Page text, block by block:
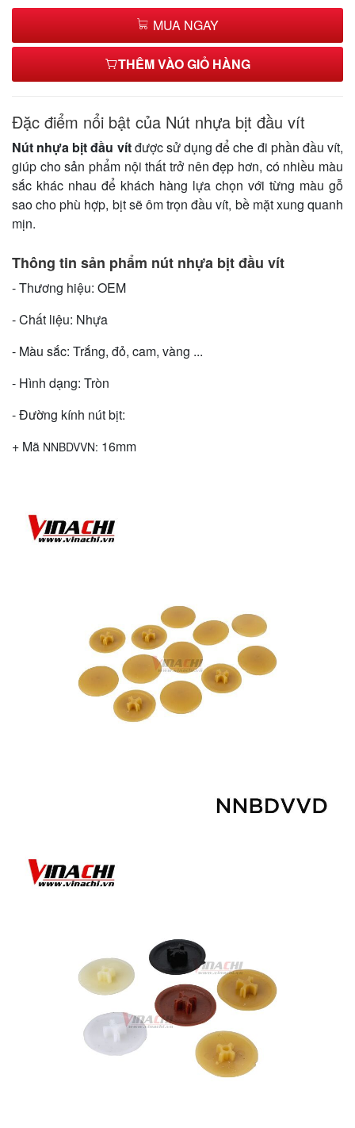
MUA NGAY
THÊM VÀO GIỎ HÀNG
Đặc điểm nổi bật của Nút nhựa bịt đầu vít
Nút nhựa bịt đầu vítđược sử dụng để che đi phần đầu vít,
giúp cho sản phẩm nội thất trở nên đẹp hơn, có nhiều màu
sắc khác nhau để khách hàng lựa chọn với từng màu gỗ
sao cho phù hợp, bịt sẽ ôm trọn đầu vít, bề mặt xung quanh
mịn.
Thông tin sản phẩm nút nhựa bịt đầu vít
- Thương hiệu: OEM
- Chất liệu: Nhựa
- Màu sắc: Trắng, đỏ, cam, vàng ...
- Hình dạng: Tròn
- Đường kính nút bịt:
+ Mã NNBDVVN: 16mm